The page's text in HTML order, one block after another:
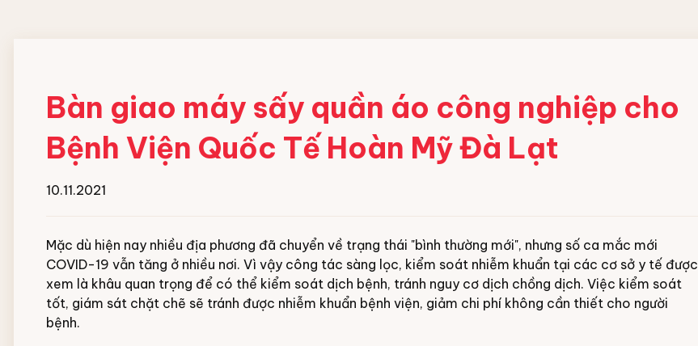
Máy gấp xếp đồ vải công nghiệp
IPSO
Chất giặt chính
Chất gia tăng độ kiềm
Chất tẩy trắng
Hóa chất hồ vải Công nghiệp
Bàn giao máy sấy quần áo công nghiệp cho
Bệnh Viện Quốc Tế Hoàn Mỹ Đà Lạt
10.11.2021
Mặc dù hiện nay nhiều địa phương đã chuyển về trạng thái "bình thường mới", nhưng số ca mắc mới
COVID-19 vẫn tăng ở nhiều nơi. Vì vậy công tác sàng lọc, kiểm soát nhiễm khuẩn tại các cơ sở y tế được
xem là khâu quan trọng để có thể kiểm soát dịch bệnh, tránh nguy cơ dịch chồng dịch. Việc kiểm soát
tốt, giám sát chặt chẽ sẽ tránh được nhiễm khuẩn bệnh viện, giảm chi phí không cần thiết cho người
bệnh.